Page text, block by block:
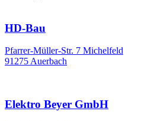
HD-Bau
Pfarrer-Müller-Str. 7 Michelfeld
91275 Auerbach
Elektro Beyer GmbH